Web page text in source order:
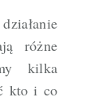
różne
kilka
kto i co